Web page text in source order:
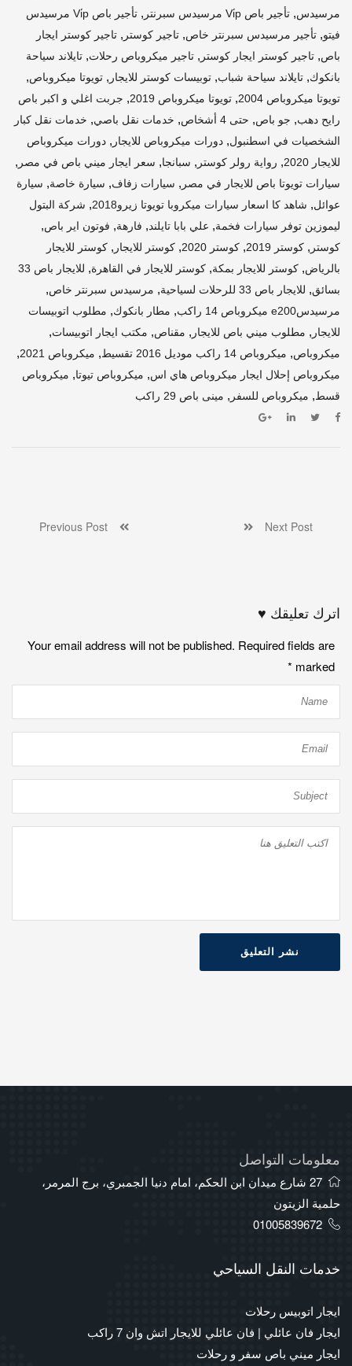
مرسيدس, تأجير باص Vi̇p مرسيدس سبرنتر ,
تأجير باص Vi̇p مرسيدس
فيتو, تأجير مرسيدس سبرنتر خاص, تاجير كوستر , تاجير كوستر ايجار
باص, تاجير كوستر ايجار كوستر , تاجير ميكروباص رحلات, تايلاند سياحة
بانكوك, تايلاند سياحة شباب, توبيسات كوستر للايجار , تويوتا ميكروباص,
تويوتا ميكروباص 2004 , تويوتا ميكروباص 2019 , جربت اغلي و اكبر باص
رايح دهب, جو باص, حتى 4 أشخاص , خدمات نقل باصي, خدمات نقل كبار
الشخصيات في اسطنبول, دورات ميكروباص للايجار , دورات ميكروباص
للايجار 2020
, رواية رولر كوستر , سبانجا, سعر ايجار ميني باص في مصر ,
سيارات تويوتا باص للايجار في مصر , سيارات زفاف, سيارة خاصة, سيارة
عوائل, شاهد كا اسعار سيارات ميكروبا تويوتا زيرو2018 , شركة البتول
ليموزين توفر سيارات فخمة, علي بابا تايلند, فارهة, فوتون اير باص,
كوستر , كوستر 2019 , كوستر 2020 , كوستر للايجار , كوستر للايجار
بالرياض, كوستر للايجار بمكة, كوستر للايجار في القاهرة,
للايجار باص 33
بسائق, للايجار باص 33 للرحلات لسياحية , مرسيدس سبرنتر خاص,
مرسيدسe200 ميكروباص 14 راكب , مطار بانكوك, مطلوب اتوبيسات
للايجار , مطلوب ميني باص للايجار , مقناص, مكتب ايجار اتوبيسات,
ميكروباص, ميكروباص 14 راكب موديل 2016 تقسيط , ميكروباص 2021 ,
ميكروباص إحلال ايجار ميكروباص هاي اس, ميكروباص تيوتا, ميكروباص
قسط, ميكروباص للسفر , مينى باص 29 راكب
Next Post
اترك تعليقك ♥
Your email address will not be published. Required fields are
marked
*
نشر التعليق
معلومات التواصل
27 شارع ميدان ابن الحكم، امام دنيا الجمبري، برج المرمر،
حلمية الزيتون
01005839672
خدمات النقل السياحي
ايجار اتوبيس رحلات
ايجار فان عائلي | فان عائلي للايجار اتش وان 7 راكب
ايجار ميني باص سفر و رحلات